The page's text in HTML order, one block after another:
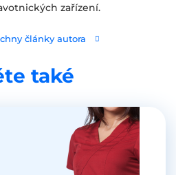
zařízení.
články autora
také